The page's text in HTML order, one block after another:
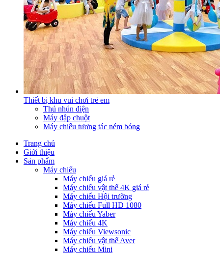
Thiết bị khu vui chơi trẻ em
Thú nhún điện
Máy đập chuột
Máy chiếu tương tác ném bóng
Trang chủ
Giới thiệu
Sản phẩm
Máy chiếu
Máy chiếu giá rẻ
Máy chiếu vật thể 4K giá rẻ
Máy chiếu Hội trường
Máy chiếu Full HD 1080
Máy chiếu Yaber
Máy chiếu 4K
Máy chiếu Viewsonic
Máy chiếu vật thể Aver
Máy chiếu Mini